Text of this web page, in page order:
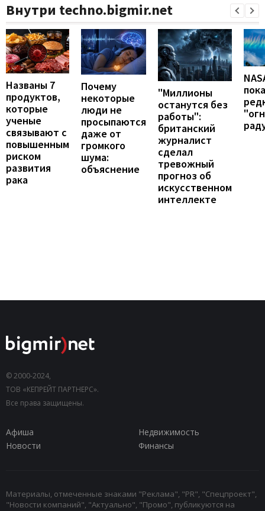
Внутри techno.bigmir.net
Названы 7
продуктов,
которые
ученые
связывают с
повышенным
риском
развития
рака
Почему
некоторые
люди не
просыпаются
даже от
громкого
шума:
объяснение
"Миллионы
останутся без
работы":
британский
журналист
сделал
тревожный
прогноз об
искусственном
интеллекте
© 2000-2024,
ТОВ «КЕПРЕЙТ ПАРТНЕРС».
Все права защищены.
Афиша
Недвижимость
Новости
Финансы
Материалы, отмеченные знаками "Реклама", "PR", "Спецпроект",
"Новости компаний", "Актуально", "Промо", публикуются на